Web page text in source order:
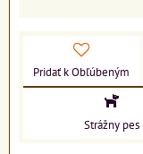
Pridať k Obľúbeným
Strážny pes